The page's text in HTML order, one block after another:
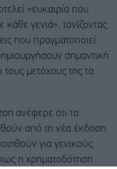
«ευκαιρία που
κάθε γενιά», τονίζοντας
που πραγματοποιεί
σημαντική
τους μετόχους της τα
ανέφερε ότι τα
από τη νέα έκδοση
για γενικούς
η χρηματοδότηση